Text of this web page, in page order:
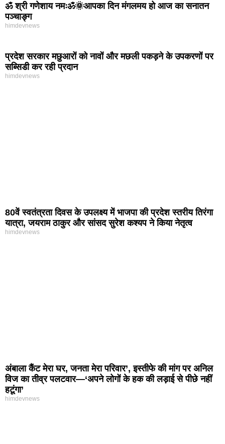
ॐ श्री गणेशाय नमःॐ🌞आपका दिन मंगलमय हो आज का सनातन
पञ्चाङ्ग
himdevnews
प्रदेश सरकार मछुआरों को नावों और मछली पकड़ने के उपकरणों पर
सब्सिडी कर रही प्रदान
himdevnews
80वें स्वतंत्रता दिवस के उपलक्ष्य में भाजपा की प्रदेश स्तरीय तिरंगा
यात्रा, जयराम ठाकुर और सांसद सुरेश कश्यप ने किया नेतृत्व
himdevnews
अंबाला कैंट मेरा घर, जनता मेरा परिवार’, इस्तीफे की मांग पर अनिल
विज का तीव्र पलटवार—‘अपने लोगों के हक की लड़ाई से पीछे नहीं
हटूंगा’
himdevnews